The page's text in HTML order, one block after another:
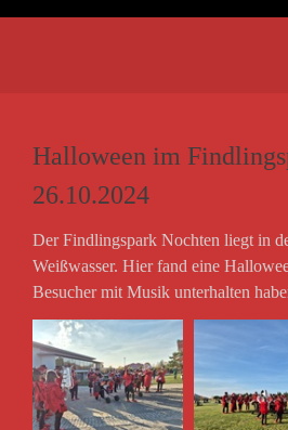
Halloween im
26.10.2024
Der Findlingspark Nochten liegt in
Weißwasser. Hier fand eine
Besucher mit Musik unterhalten